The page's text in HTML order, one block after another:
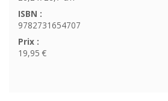
ISBN :
9782731654707
Prix :
19,95 €